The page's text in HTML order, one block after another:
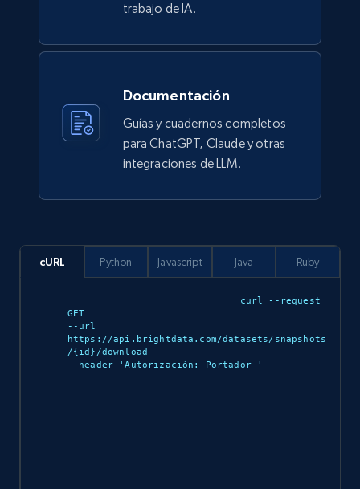
Employees business enriched dataset
connections, and more.
Business Enriquecido
YouTube - Channels
URL, Handle, Handle md5, Banner img, Profile
image, Name, Subscribers, Description, and
more.
trabajo de IA.
Documentación
Guías y cuadernos completos
para ChatGPT, Claude y otras
integraciones de LLM.
cURL
curl --request
GET
--url
https://api.brightdata.com/datasets/snapshots
/{id}/download
--header 'Autorización: Portador
'
Python Javascript Java Ruby